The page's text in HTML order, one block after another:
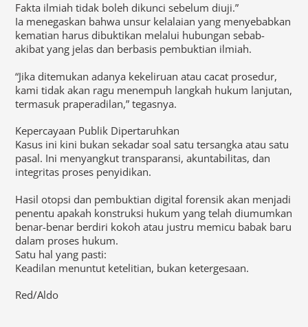
Fakta ilmiah tidak boleh dikunci sebelum diuji.”
Ia menegaskan bahwa unsur kelalaian yang menyebabkan
kematian harus dibuktikan melalui hubungan sebab-
akibat yang jelas dan berbasis pembuktian ilmiah.
“Jika ditemukan adanya kekeliruan atau cacat prosedur,
kami tidak akan ragu menempuh langkah hukum lanjutan,
termasuk praperadilan,” tegasnya.
Kepercayaan Publik Dipertaruhkan
Kasus ini kini bukan sekadar soal satu tersangka atau satu
pasal. Ini menyangkut transparansi, akuntabilitas, dan
integritas proses penyidikan.
Hasil otopsi dan pembuktian digital forensik akan menjadi
penentu apakah konstruksi hukum yang telah diumumkan
benar-benar berdiri kokoh atau justru memicu babak baru
dalam proses hukum.
Satu hal yang pasti:
Keadilan menuntut ketelitian, bukan ketergesaan.
Red/Aldo